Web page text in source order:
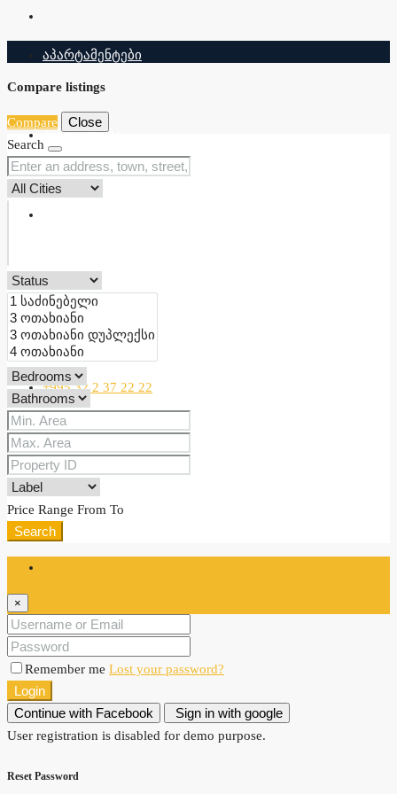
ᲐᲞᲐᲠᲢᲐᲛᲔᲜᲢᲔᲑᲘ
ᲞᲔᲜᲢᲰᲐᲣᲡᲔᲑᲘ
ᲙᲝᲜᲢᲐᲥᲢᲘ
+995 32 2 37 22 22
Compare listings
Compare Close
Search
Price Range From To
Search
×
Remember me Lost your password?
Login
Continue with Facebook
Sign in with google
User registration is disabled for demo purpose.
Reset Password